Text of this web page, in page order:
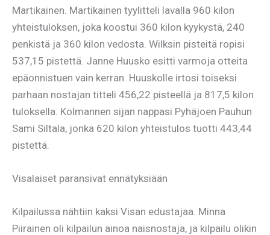
Martikainen. Martikainen tyylitteli lavalla 960 kilon
yhteistuloksen, joka koostui 360 kilon kyykystä, 240
penkistä ja 360 kilon vedosta. Wilksin pisteitä ropisi
537,15 pistettä. Janne Huusko esitti varmoja otteita
epäonnistuen vain kerran. Huuskolle irtosi toiseksi
parhaan nostajan titteli 456,22 pisteellä ja 817,5 kilon
tuloksella. Kolmannen sijan nappasi Pyhäjoen Pauhun
Sami Siltala, jonka 620 kilon yhteistulos tuotti 443,44
pistettä.
Visalaiset paransivat ennätyksiään
Kilpailussa nähtiin kaksi Visan edustajaa. Minna
Piirainen oli kilpailun ainoa naisnostaja, ja kilpailu olikin